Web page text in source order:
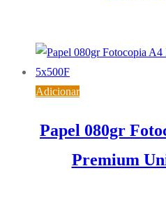
Adicionar
Papel 080gr
Premium